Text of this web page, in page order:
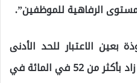
الرفاهية للموظفين”.
بعين الاعتبار للحد الأدنى
للأجور، أوضح إرغات أن التضخم زاد بأكثر من 52 في المائة في